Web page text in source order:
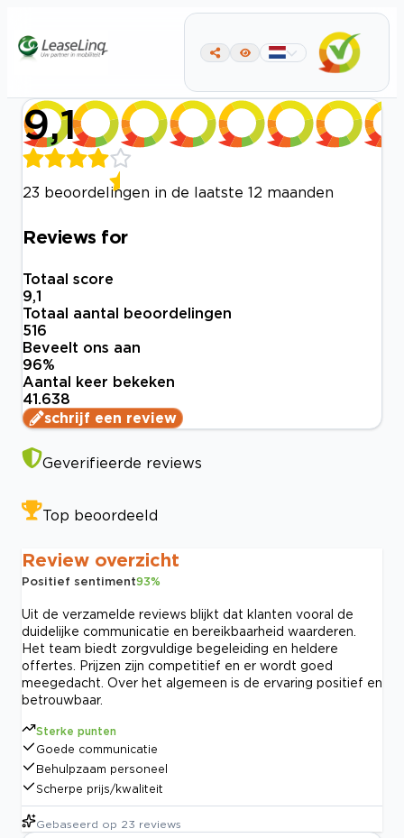
9,1
23 beoordelingen in de laatste 12 maanden
Reviews for
Totaal score
9,1
Totaal aantal beoordelingen
516
Beveelt ons aan
96%
Aantal keer bekeken
41.638
schrijf een review
Geverifieerde reviews
Top beoordeeld
Review overzicht
Positief sentiment93%
Uit de verzamelde reviews blijkt dat klanten vooral de
duidelijke communicatie en bereikbaarheid waarderen.
Het team biedt zorgvuldige begeleiding en heldere
offertes. Prijzen zijn competitief en er wordt goed
meegedacht. Over het algemeen is de ervaring positief en
betrouwbaar.
Sterke punten
Goede communicatie
Behulpzaam personeel
Scherpe prijs/kwaliteit
Gebaseerd op 23 reviews